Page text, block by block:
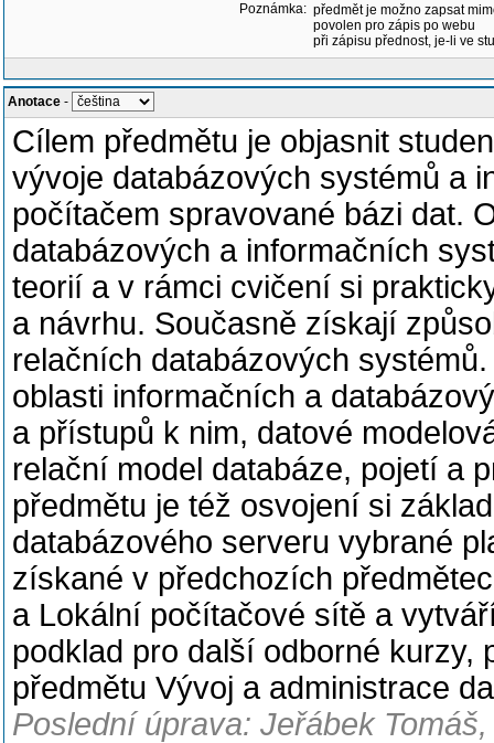
Poznámka: předmět je možno zapsat
povolen pro zápis po webu
při zápisu přednost, je-li ve
Anotace -
Cílem předmětu je objasnit
vývoje databázových systémů a
počítačem spravované bázi dat.
databázových a informačních
teorií a v rámci cvičení si
a návrhu. Současně získají
relačních databázových
oblasti informačních a
a přístupů k nim, datové
relační model databáze, pojetí a
předmětu je též osvojení si
databázového serveru vybrané
získané v předchozích
a Lokální počítačové sítě a
podklad pro další odborné
předmětu Vývoj a administrace
Poslední úprava: Jeřábek